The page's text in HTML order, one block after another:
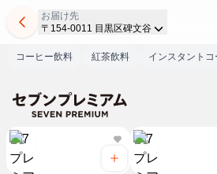
お届け先
〒154-0011 目黒区碑文谷
コーヒー飲料 紅茶飲料 インスタント